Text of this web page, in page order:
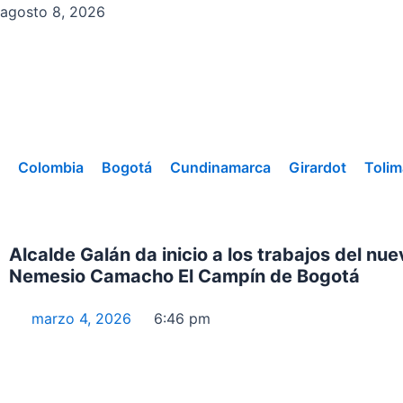
Ir
agosto 8, 2026
Colombia Bogotá Cundinamarca Girardot
Alcalde Galán da inicio a los trabajos del
Nemesio Camacho El Campín de Bogotá
marzo 4, 2026 6:46 pm